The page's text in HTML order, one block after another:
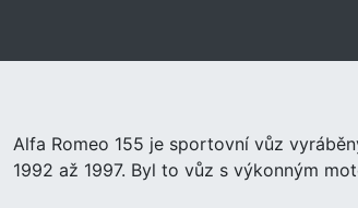
Alfa Romeo 155 je sportovní vůz
1992 až 1997. Byl to vůz s výkonným